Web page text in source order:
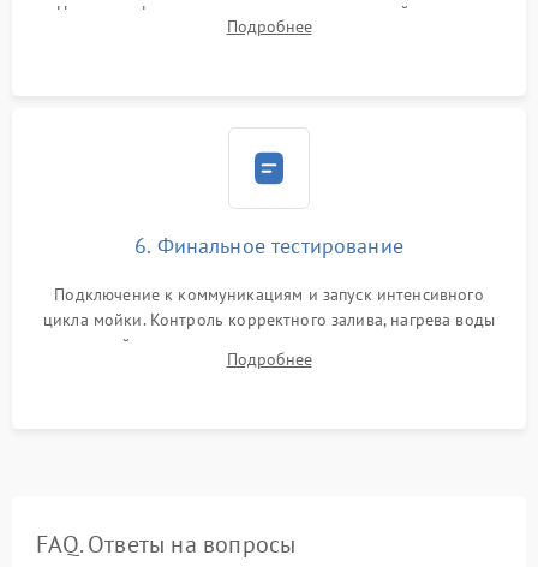
Надежная фиксация хомутов гидравлической системы,
сборка корпуса и установка датчика поплавка.
Подробнее
6. Финальное тестирование
Подключение к коммуникациям и запуск интенсивного
цикла мойки. Контроль корректного залива, нагрева воды
до нужной температуры, отсутствия посторонних шумов,
штатного слива и абсолютной сухости в поддоне.
Подробнее
FAQ. Ответы на вопросы